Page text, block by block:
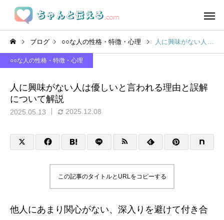
ブログ ○○な人の性格・特徴・心理 人に興味がない人は優しいと言われる理由と誤解について解説
○○な人の性格・特徴・心理
人に興味がない人は優しいと言われる理由と誤解
について解説
2025.05.13 2025.12.08
この記事のタイトルとURLをコピーする
他人にあまり関心がない、深入りを避けて付き合